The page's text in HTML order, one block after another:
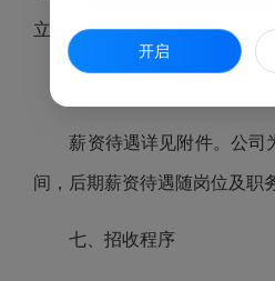
立案侦查或纪检监察机关立案
薪资待遇详见附件。 公司
间，后期薪资待遇随岗位及职
七、招收程序
开启